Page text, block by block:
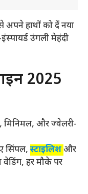
अपने हाथों को दें नया
उंगली मेहंदी
2025
मिनिमल, और ज्वेलरी-
सिंपल, स्टाइलिशऔर
हर मौके पर